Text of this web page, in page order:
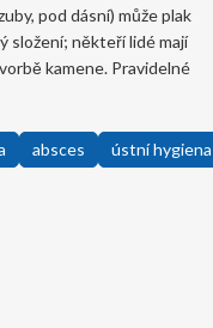
pod dásní) může plak
složení; někteří lidé mají
kamene. Pravidelné
absces ústní hygiena